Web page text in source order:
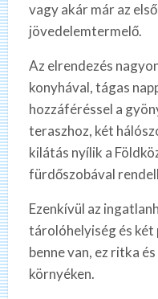
vagy akár már az
jövedelemtermelő.
Az elrendezés
konyhával, tágas
hozzáféréssel a
teraszhoz, két
kilátás nyílik a
fürdőszobával
Ezenkívül az
tárolóhelyiség és két
benne van, ez ritka
környéken.